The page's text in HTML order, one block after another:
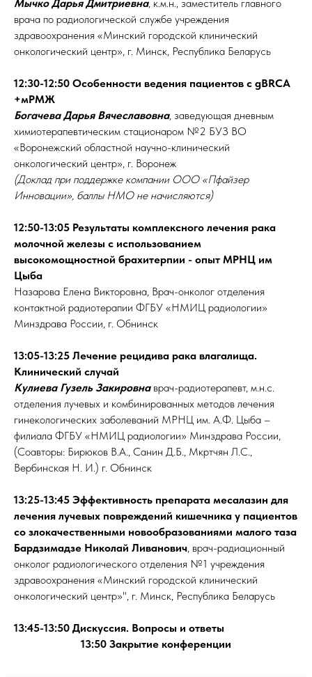
Мычко Дарья Дмитриевна, к.м.н., заместитель главного
врача по радиологической службе учреждения
здравоохранения «Минский городской клинический
онкологический центр», г. Минск, Республика Беларусь
12:30-12:50 Особенности ведения пациентов с gBRCA
+мРМЖ
Богачева Дарья Вячеславовна, заведующая дневным
химиотерапевтическим стационаром №2 БУЗ ВО
«Воронежский областной научно-клинический
онкологический центр», г. Воронеж
(Доклад при поддержке компании ООО «Пфайзер
Инновации», баллы НМО не начисляются)
12:50-13:05 Результаты комплексного лечения рака
молочной железы с использованием
высокомощностной брахитерпии - опыт МРНЦ им
Цыба
Назарова Елена Викторовна, Врач-онколог отделения
контактной радиотерапии ФГБУ «НМИЦ радиологии»
Минздрава России, г. Обнинск
13:05-13:25 Лечение рецидива рака влагалища.
Клинический случай
Кулиева Гузель Закировнаврач-радиотерапевт, м.н.с.
отделения лучевых и комбинированных методов лечения
гинекологических заболеваний МРНЦ им. А.Ф. Цыба –
филиала ФГБУ «НМИЦ радиологии» Минздрава России,
(Соавторы: Бирюков В.А., Санин Д.Б., Мкртчян Л.С.,
Вербинская Н. И.) г. Обнинск
13:25-13:45 Эффективность препарата месалазин для
лечения лучевых повреждений кишечника у пациентов
со злокачественными новообразованиями малого таза
Бардзимадзе Николай Ливанович, врач-радиационный
онколог радиологического отделения №1 учреждения
здравоохранения «Минский городской клинический
онкологический центр»", г. Минск, Республика Беларусь
13:45-13:50 Дискуссия. Вопросы и ответы
13:50 Закрытие конференции